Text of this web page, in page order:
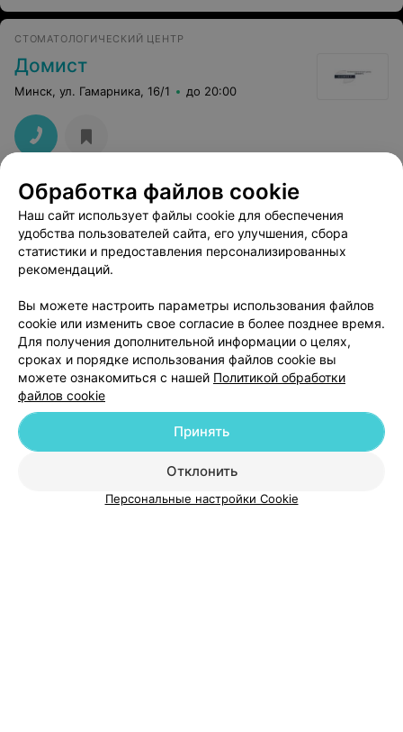
СТОМАТОЛОГИЧЕСКИЙ ЦЕНТР
Домист
Минск, ул. Гамарника, 16/1 до 20:00
Добавить компанию
Обработка файлов cookie
Наш сайт использует файлы cookie для обеспечения
удобства пользователей сайта, его улучшения, сбора
статистики и предоставления персонализированных
рекомендаций.
Вы можете настроить параметры использования файлов
cookie или изменить свое согласие в более позднее время.
Для получения дополнительной информации о целях,
сроках и порядке использования файлов cookie вы
можете ознакомиться с нашей Политикой обработки
файлов cookie
Отклонить
Принять
Персональные настройки Cookie